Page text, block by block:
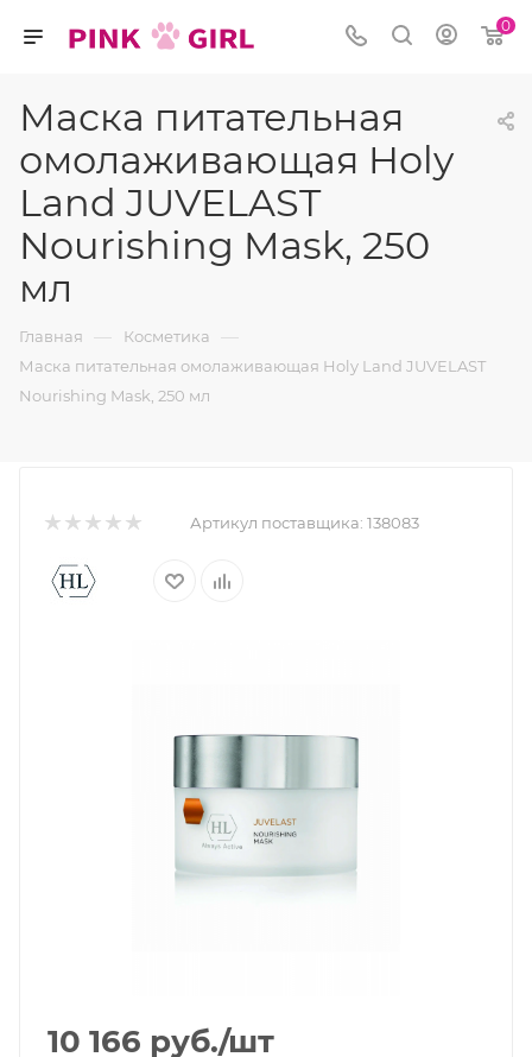
0
Маска питательная
омолаживающая Holy
Land JUVELAST
Nourishing Mask, 250
мл
Главная — Косметика —
Маска питательная омолаживающая Holy Land JUVELAST
Nourishing Mask, 250 мл
Артикул поставщика: 138083
10 166 руб./шт